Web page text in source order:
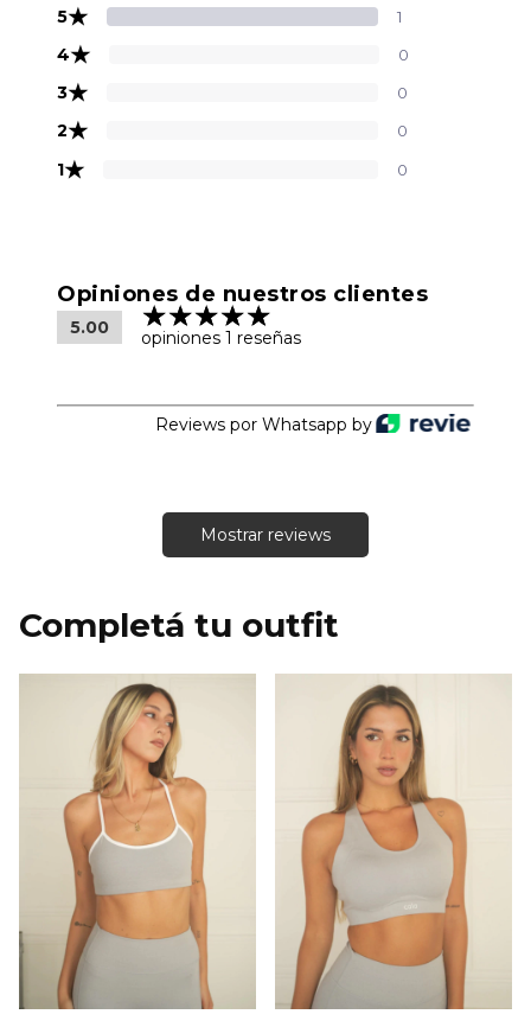
5★ 1
4★ 0
3★ 0
2★ 0
1★ 0
Opiniones de nuestros clientes
5.00 opiniones 1 reseñas
Reviews por Whatsapp by
Mostrar reviews